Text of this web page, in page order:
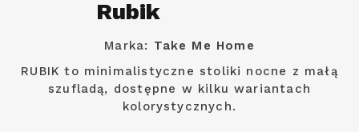
Rubik
Marka: Take Me Home
RUBIK to minimalistyczne stoliki nocne z małą
szufladą, dostępne w kilku wariantach
kolorystycznych.